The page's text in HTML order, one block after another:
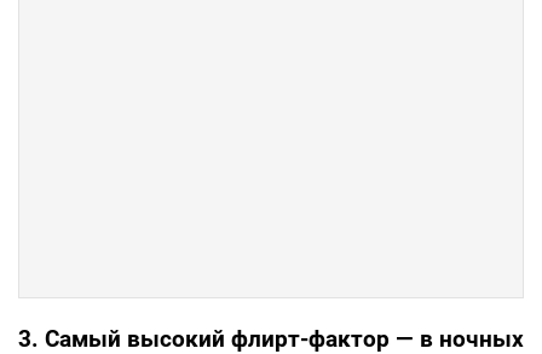
3. Самый высокий флирт-фактор — в ночных